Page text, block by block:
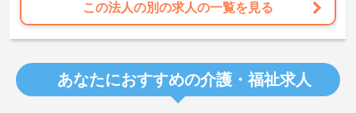
この法人の別の求人の一覧を見る
あなたにおすすめの介護・福祉求人